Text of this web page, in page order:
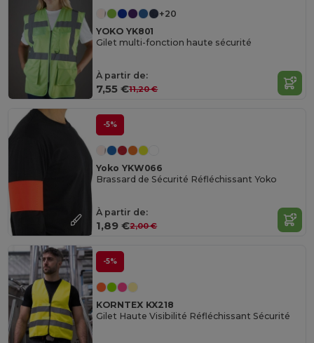
+20
YOKO YK801
Gilet multi-fonction haute sécurité
À partir de:
7,55 €11,20 €
-5%
Yoko YKW066
Brassard de Sécurité Réfléchissant Yoko
À partir de:
1,89 €2,00 €
-5%
KORNTEX KX218
Gilet Haute Visibilité Réfléchissant Sécurité